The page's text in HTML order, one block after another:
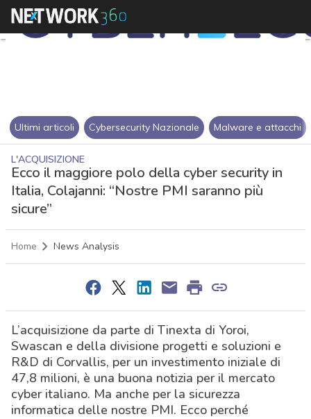
Ultimi articoli Cybersecurity Nazionale Malware e attacchi
L'ACQUISIZIONE
Ecco il maggiore polo della cyber security in
Italia, Colajanni: “Nostre PMI saranno più
sicure”
Home News Analysis
L’acquisizione da parte di Tinexta di Yoroi,
Swascan e della divisione progetti e soluzioni e
R&D di Corvallis, per un investimento iniziale di
47,8 milioni, è una buona notizia per il mercato
cyber italiano. Ma anche per la sicurezza
informatica delle nostre PMI. Ecco perché